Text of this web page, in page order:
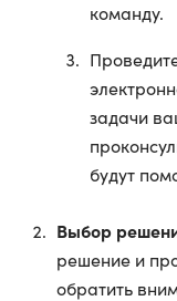
команду.
задачи
будут
Выбор
решение и
обратить